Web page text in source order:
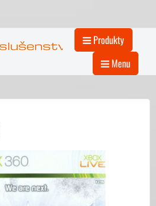
Produkty
Menu